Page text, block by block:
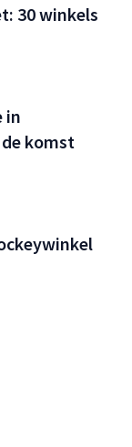
30 winkels
in
komst